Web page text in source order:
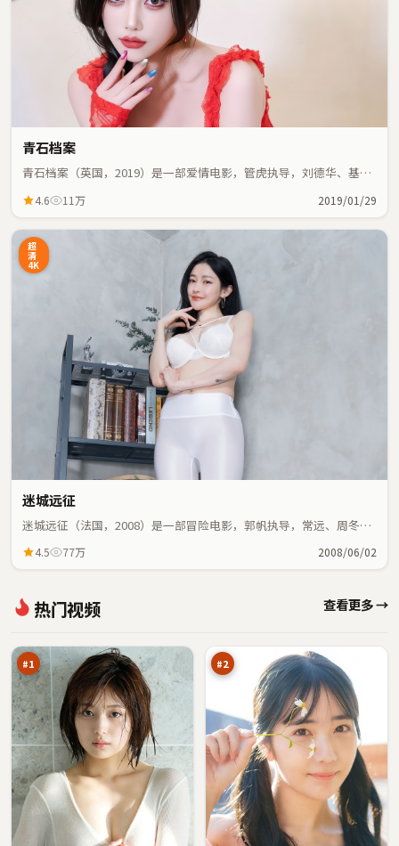
青石档案
青石档案（英国，2019）是一部爱情电影，管虎执导，刘德华、基里
4.6 11万 2019/01/29
超
清
4K
迷城远征
迷城远征（法国，2008）是一部冒险电影，郭帆执导，常远、周冬雨
4.5 77万 2008/06/02
热门视频 查看更多 →
#1
海
谎
之
城
98
#2